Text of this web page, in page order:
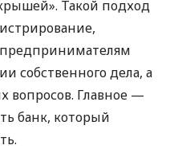
Такой подход
собственного дела, а
вопросов. Главное —
банк, который